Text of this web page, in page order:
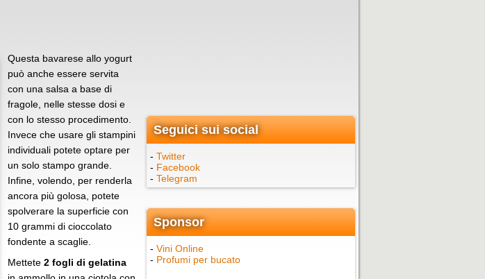
Questa bavarese allo yogurt
può anche essere servita
con una salsa a base di
fragole, nelle stesse dosi e
con lo stesso procedimento.
Invece che usare gli stampini
individuali potete optare per
un solo stampo grande.
Infine, volendo, per renderla
ancora più golosa, potete
spolverare la superficie con
10 grammi di cioccolato
fondente a scaglie.
Mettete 2 fogli di gelatina
Seguici sui social
- Twitter
- Facebook
- Telegram
Sponsor
- Vini Online
- Profumi per bucato